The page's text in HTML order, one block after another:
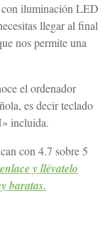
iluminación LED
llegar al final
nos permite una
el ordenador
es decir teclado
incluida.
con 4.7 sobre 5
y llévatelo
baratas.